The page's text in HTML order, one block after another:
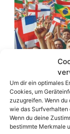
Um dir ein optimales
Cookies, um
zuzugreifen. Wenn
wie das Surfverhalten
Wenn du deine
bestimmte Merkmale